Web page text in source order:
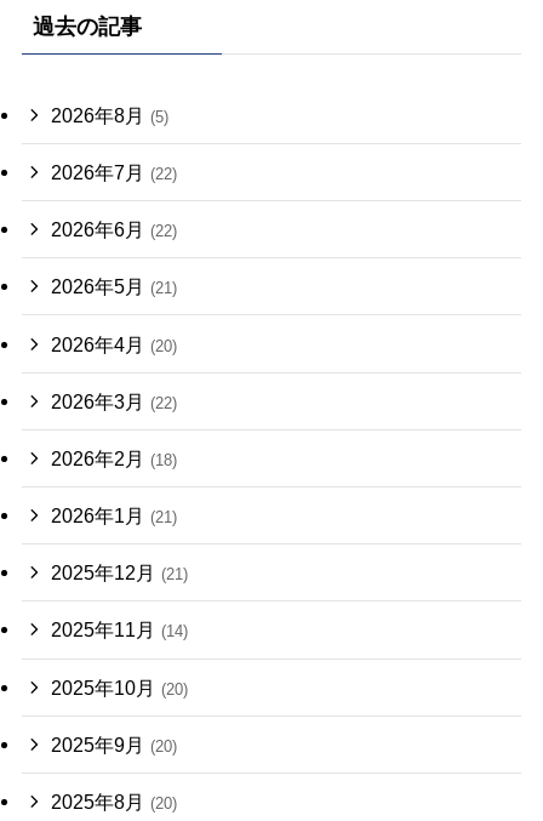
過去の記事
2026年8月 (5)
2026年7月 (22)
2026年6月 (22)
2026年5月 (21)
2026年4月 (20)
2026年3月 (22)
2026年2月 (18)
2026年1月 (21)
2025年12月 (21)
2025年11月 (14)
2025年10月 (20)
2025年9月 (20)
2025年8月 (20)